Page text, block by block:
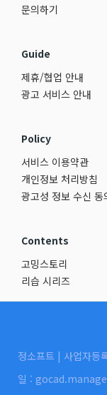
문의하기
Guide
제휴/협업 안내
광고 서비스 안내
Policy
서비스 이용약관
개인정보 처리방침
광고성 정보 수신 동
Contents
고밍스토리
리습 시리즈
정소프트 | 사업자
일 :